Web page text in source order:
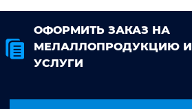
ОФОРМИТЬ ЗАКАЗ НА
МЕЛАЛЛОПРОДУКЦИЮ И
УСЛУГИ